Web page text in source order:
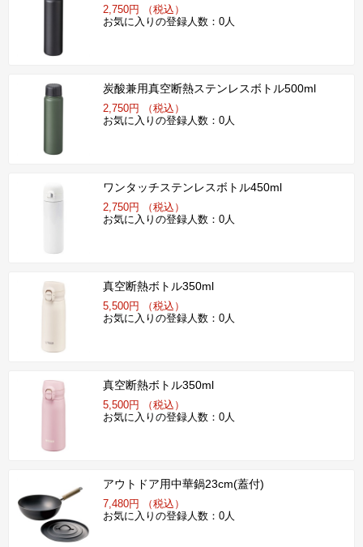
2,750円 （税込）
お気に入りの登録人数：0人
炭酸兼用真空断熱ステンレスボトル500ml
2,750円 （税込）
お気に入りの登録人数：0人
ワンタッチステンレスボトル450ml
2,750円 （税込）
お気に入りの登録人数：0人
真空断熱ボトル350ml
5,500円 （税込）
お気に入りの登録人数：0人
真空断熱ボトル350ml
5,500円 （税込）
お気に入りの登録人数：0人
アウトドア用中華鍋23cm(蓋付)
7,480円 （税込）
お気に入りの登録人数：0人